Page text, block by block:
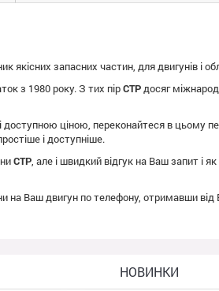
якісних запасних частин, для двигунів і
з 1980 року. З тих пірCTPдосяг
доступною ціною, переконайтеся в цьому
і доступніше.
CTP, але і швидкий відгук на Ваш запит і
на Ваш двигун по телефону, отримавши
НОВИНКИ